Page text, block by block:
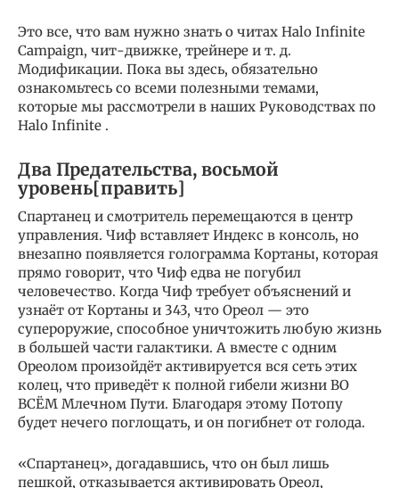
Это все, что вам нужно знать о читах Halo Infinite
Campaign, чит-движке, трейнере и т. д.
Модификации. Пока вы здесь, обязательно
ознакомьтесь со всеми полезными темами,
которые мы рассмотрели в наших Руководствах по
Halo Infinite .
Два Предательства, восьмой
уровень[править]
Спартанец и смотритель перемещаются в центр
управления. Чиф вставляет Индекс в консоль, но
внезапно появляется голограмма Кортаны, которая
прямо говорит, что Чиф едва не погубил
человечество. Когда Чиф требует объяснений и
узнаёт от Кортаны и 343, что Ореол — это
супероружие, способное уничтожить любую жизнь
в большей части галактики. А вместе с одним
Ореолом произойдёт активируется вся сеть этих
колец, что приведёт к полной гибели жизни ВО
ВСЁМ Млечном Пути. Благодаря этому Потопу
будет нечего поглощать, и он погибнет от голода.
«Спартанец», догадавшись, что он был лишь
пешкой, отказывается активировать Ореол,